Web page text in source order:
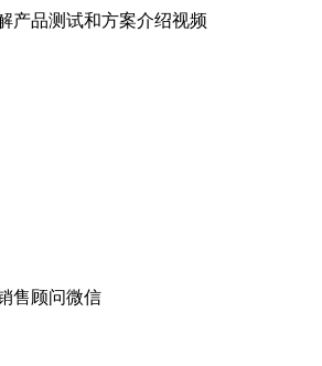
产品测试和方案介绍视频
售顾问微信